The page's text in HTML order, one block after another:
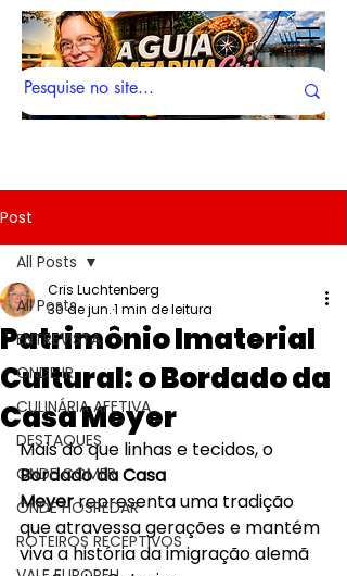
Post
All Posts
ENTREVISTA
ONDE IR
CULINÁRIA AFETIVA
DESTAQUES
ONDE COMER
ONDE HOSPEDAR
ROTEIROS RECEPTIVOS
All Posts
Patrimônio Imaterial
Cultural: o Bordado da
Casa Meyer
Cris Luchtenberg
30 de jun.1 min de leitura
Mais do que linhas e tecidos, o
Bordado da Casa
Meyer representa uma tradição
que atravessa gerações e mantém
viva a história da imigração alemã